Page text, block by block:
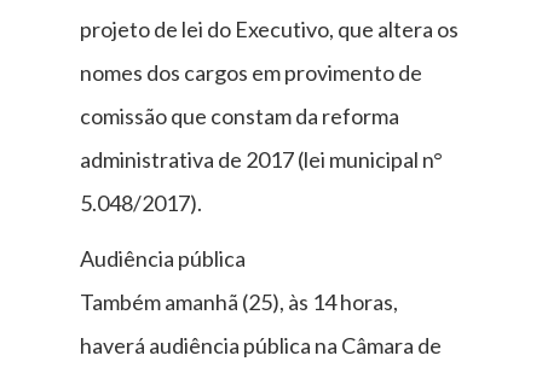
projeto de lei do Executivo, que altera os
nomes dos cargos em provimento de
comissão que constam da reforma
administrativa de 2017 (lei municipal n°
5.048/2017).
Audiência pública
Também amanhã (25), às 14 horas,
haverá audiência pública na Câmara de